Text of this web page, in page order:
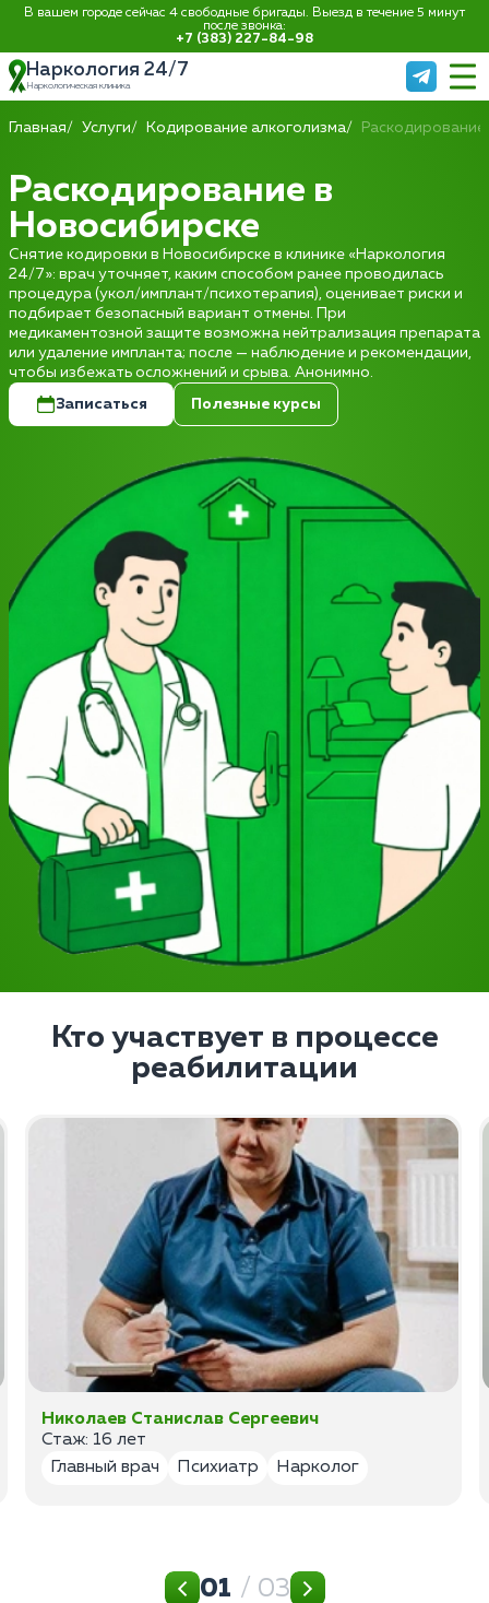
В вашем городе сейчас 4 свободные бригады. Выезд в течение 5 минут
после звонка:
+7 (383) 227-84-98
Наркология 24/7
Наркологическая клиника
Главная Услуги Кодирование алкоголизма Раскодирование
Раскодирование в
Новосибирске
Снятие кодировки в Новосибирске в клинике «Наркология
24/7»: врач уточняет, каким способом ранее проводилась
процедура (укол/имплант/психотерапия), оценивает риски и
подбирает безопасный вариант отмены. При
медикаментозной защите возможна нейтрализация препарата
или удаление импланта; после — наблюдение и рекомендации,
чтобы избежать осложнений и срыва. Анонимно.
Записаться Полезные курсы
Кто участвует в процессе
реабилитации
Николаев Станислав Сергеевич
Стаж: 16 лет
Главный врач
Психиатр Нарколог
01 / 03